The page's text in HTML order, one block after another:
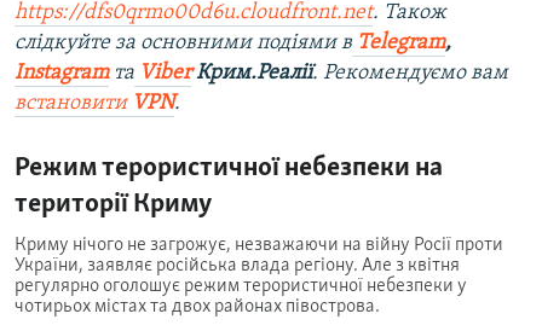
https://dfs0qrmo00d6u.cloudfront.net. Також
слідкуйте за основними подіями в Telegram,
Instagramта ViberКрим.Реалії. Рекомендуємо вам
встановити VPN.